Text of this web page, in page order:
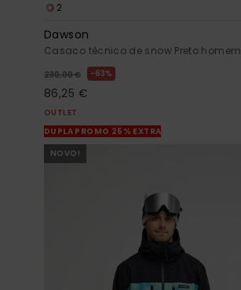
2
Dawson
Casaco técnico de snow Preto homem
230,00 € 63%
86,25 €
OUTLET
DUPLA PROMO 25% EXTRA
NOVO!